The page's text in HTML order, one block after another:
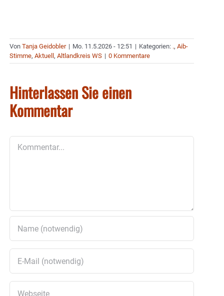
Von Tanja Geidobler | Mo. 11.5.2026 - 12:51 | Kategorien: ., Aib-
Stimme, Aktuell , Altlandkreis WS | 0 Kommentare
Hinterlassen Sie einen
Kommentar